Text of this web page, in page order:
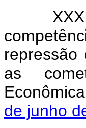
XXXI -
as
de junho